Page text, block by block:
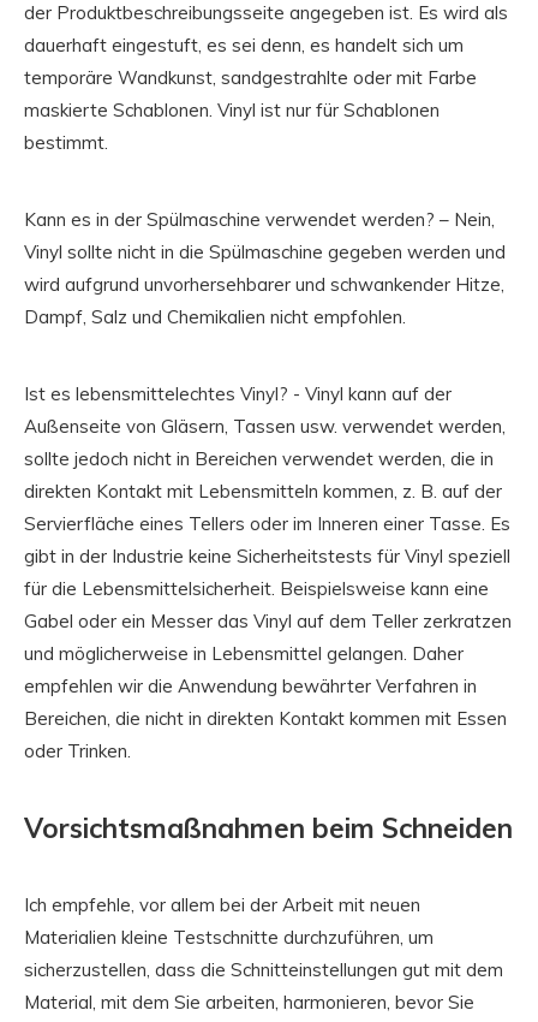
der Produktbeschreibungsseite angegeben ist. Es wird als
dauerhaft eingestuft, es sei denn, es handelt sich um
temporäre Wandkunst, sandgestrahlte oder mit Farbe
maskierte Schablonen. Vinyl ist nur für Schablonen
bestimmt.
Kann es in der Spülmaschine verwendet werden? – Nein,
Vinyl sollte nicht in die Spülmaschine gegeben werden und
wird aufgrund unvorhersehbarer und schwankender Hitze,
Dampf, Salz und Chemikalien nicht empfohlen.
Ist es lebensmittelechtes Vinyl? - Vinyl kann auf der
Außenseite von Gläsern, Tassen usw. verwendet werden,
sollte jedoch nicht in Bereichen verwendet werden, die in
direkten Kontakt mit Lebensmitteln kommen, z. B. auf der
Servierfläche eines Tellers oder im Inneren einer Tasse. Es
gibt in der Industrie keine Sicherheitstests für Vinyl speziell
für die Lebensmittelsicherheit. Beispielsweise kann eine
Gabel oder ein Messer das Vinyl auf dem Teller zerkratzen
und möglicherweise in Lebensmittel gelangen. Daher
empfehlen wir die Anwendung bewährter Verfahren in
Bereichen, die nicht in direkten Kontakt kommen mit Essen
oder Trinken.
Vorsichtsmaßnahmen beim Schneiden
Ich empfehle, vor allem bei der Arbeit mit neuen
Materialien kleine Testschnitte durchzuführen, um
sicherzustellen, dass die Schnitteinstellungen gut mit dem
Material, mit dem Sie arbeiten, harmonieren, bevor Sie